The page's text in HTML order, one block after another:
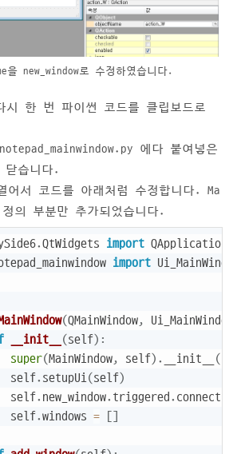
을 new_window로 수정하였습니다.
한 번 파이썬 코드를 클립보드로
에다 붙여넣은
습니다.
어서 코드를 아래처럼 수정합니다. Ma
의 부분만 추가되었습니다.
.QtWidgets import QApplication
import Ui_MainWindow
(QMainWindow, Ui_MainWindow
__init__ (self) :
super(MainWindow, self) . __init__ (
self
. setupUi(self)
self
. new_window. triggered. connect
self
.windows = []
Copy